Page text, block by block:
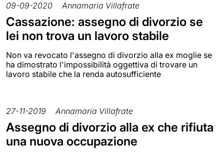
09-09-2020 Annamaria Villafrate
Cassazione: assegno di divorzio se
lei non trova un lavoro stabile
Non va revocato l'assegno di divorzio alla ex moglie se
ha dimostrato l'impossibilità oggettiva di trovare un
lavoro stabile che la renda autosufficiente
27-11-2019 Annamaria Villafrate
Assegno di divorzio alla ex che rifiuta
una nuova occupazione